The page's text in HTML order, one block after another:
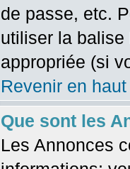
de passe, etc.
utiliser la
appropriée (si
Revenir en
Que sont les
Les Annonces